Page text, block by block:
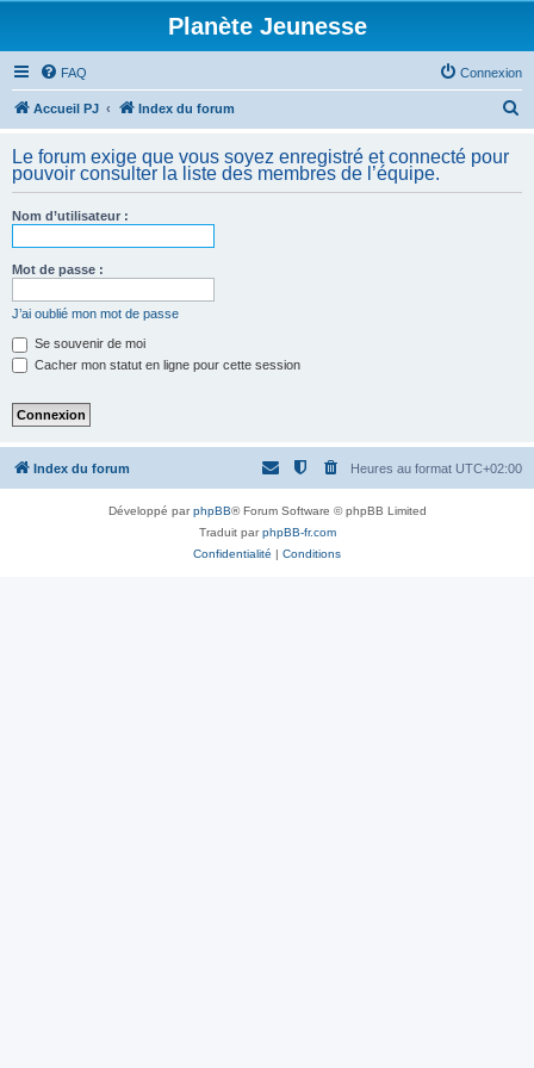
Planète Jeunesse
FAQ Connexion
Accueil PJ Index du forum
h
Le forum exige que vous soyez enregistré et connecté pour
pouvoir consulter la liste des membres de l’équipe.
Nom d’utilisateur :
Mot de passe :
J’ai oublié mon mot de passe
Se souvenir de moi
Cacher mon statut en ligne pour cette session
Index du forum Heures au format UTC+02:00
Développé parphpBB® Forum Software © phpBB Limited
Traduit parphpBB-fr.com
Confidentialité | Conditions